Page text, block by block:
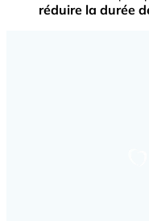
réduire la durée